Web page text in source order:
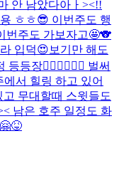
안 남았다아ㅏ><!!
ㅎㅎ😎 이번주도 행
번주도 가보자고🤩🐨
입덕😍 보기만 해도
등등장🧚🏻‍♀️🧚🏻‍♀️ 벌써
서 힐링 하고 있어
무대할때 스윗들도
남은 호주 일정도 화
😝